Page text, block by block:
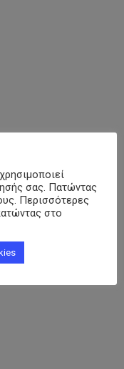
σας. Πατώντας
Περισσότερες
στο